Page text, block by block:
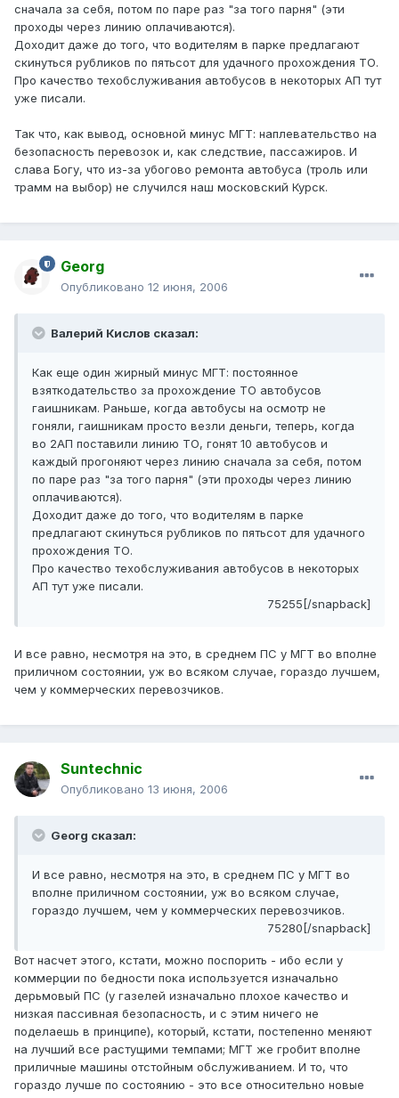
сначала за себя, потом по паре раз "за того парня" (эти
проходы через линию оплачиваются).
Доходит даже до того, что водителям в парке предлагают
скинуться рубликов по пятьсот для удачного прохождения ТО.
Про качество техобслуживания автобусов в некоторых АП тут
уже писали.
Так что, как вывод, основной минус МГТ: наплевательство на
безопасность перевозок и, как следствие, пассажиров. И
слава Богу, что из-за убогово ремонта автобуса (троль или
трамм на выбор) не случился наш московский Курск.
Georg
Опубликовано 12 июня, 2006
Валерий Кислов сказал:
Как еще один жирный минус МГТ: постоянное
взяткодательство за прохождение ТО автобусов
гаишникам. Раньше, когда автобусы на осмотр не
гоняли, гаишникам просто везли деньги, теперь, когда
во 2АП поставили линию ТО, гонят 10 автобусов и
каждый прогоняют через линию сначала за себя, потом
по паре раз "за того парня" (эти проходы через линию
оплачиваются).
Доходит даже до того, что водителям в парке
предлагают скинуться рубликов по пятьсот для удачного
прохождения ТО.
Про качество техобслуживания автобусов в некоторых
АП тут уже писали.
75255[/snapback]
И все равно, несмотря на это, в среднем ПС у МГТ во вполне
приличном состоянии, уж во всяком случае, гораздо лучшем,
чем у коммерческих перевозчиков.
Suntechnic
Опубликовано 13 июня, 2006
Georg сказал:
И все равно, несмотря на это, в среднем ПС у МГТ во
вполне приличном состоянии, уж во всяком случае,
гораздо лучшем, чем у коммерческих перевозчиков.
75280[/snapback]
Вот насчет этого, кстати, можно поспорить - ибо если у
коммерции по бедности пока используется изначально
дерьмовый ПС (у газелей изначально плохое качество и
низкая пассивная безопасность, и с этим ничего не
поделаешь в принципе), который, кстати, постепенно меняют
на лучший все растущими темпами; МГТ же гробит вполне
приличные машины отстойным обслуживанием. И то, что
гораздо лучше по состоянию - это все относительно новые